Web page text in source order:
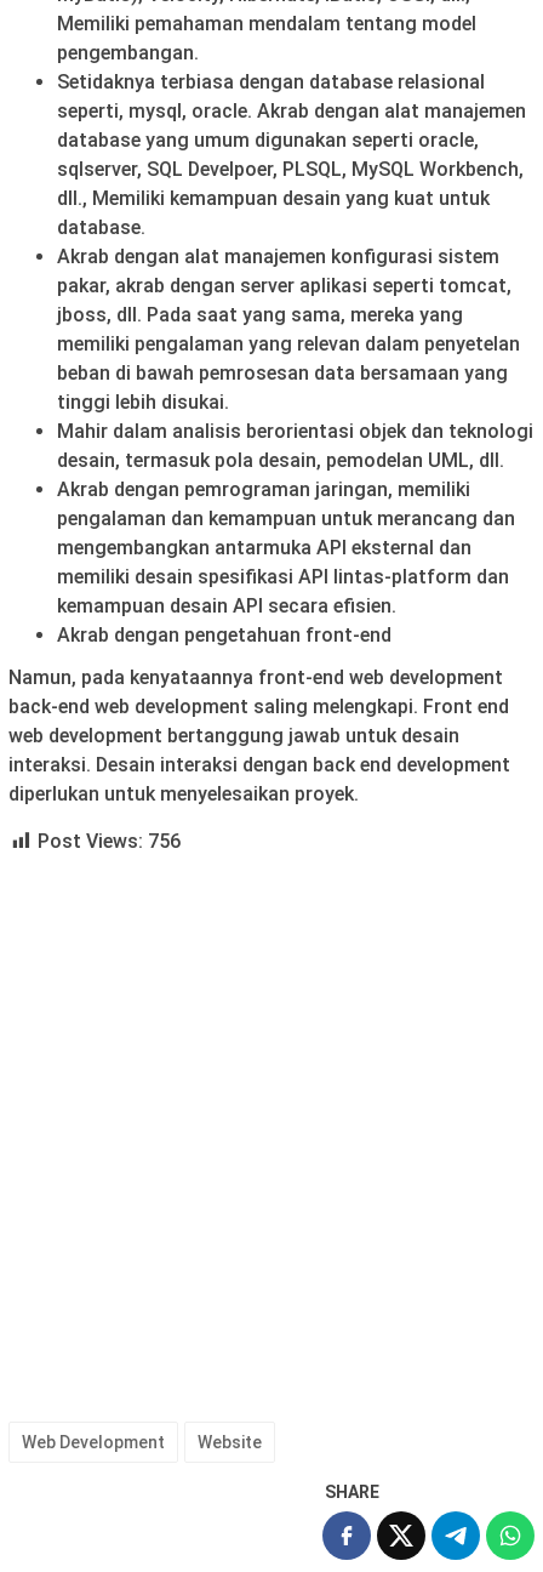
Memiliki pemahaman mendalam tentang model
pengembangan.
Setidaknya terbiasa dengan database relasional
seperti, mysql, oracle. Akrab dengan alat manajemen
database yang umum digunakan seperti oracle,
sqlserver, SQL Develpoer, PLSQL, MySQL Workbench,
dll., Memiliki kemampuan desain yang kuat untuk
database.
Akrab dengan alat manajemen konfigurasi sistem
pakar, akrab dengan server aplikasi seperti tomcat,
jboss, dll. Pada saat yang sama, mereka yang
memiliki pengalaman yang relevan dalam penyetelan
beban di bawah pemrosesan data bersamaan yang
tinggi lebih disukai.
Mahir dalam analisis berorientasi objek dan teknologi
desain, termasuk pola desain, pemodelan UML, dll.
Akrab dengan pemrograman jaringan, memiliki
pengalaman dan kemampuan untuk merancang dan
mengembangkan antarmuka API eksternal dan
memiliki desain spesifikasi API lintas-platform dan
kemampuan desain API secara efisien.
Akrab dengan pengetahuan front-end
Namun, pada kenyataannya front-end web development
back-end web development saling melengkapi. Front end
web development bertanggung jawab untuk desain
interaksi. Desain interaksi dengan back end development
diperlukan untuk menyelesaikan proyek.
Post Views: 756
Web Development Website
SHARE